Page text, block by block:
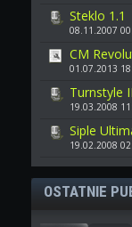
Steklo 1.1
08.11.2007
CM
01.07.2013
Turnstyle
19.03.2008
Siple
19.02.2008
OSTATNIE